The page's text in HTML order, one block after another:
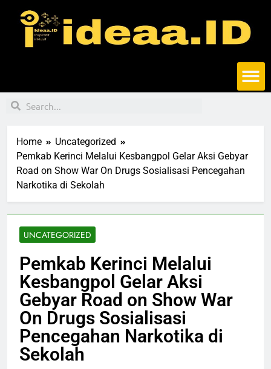
Home
Uncategorized
Pemkab Kerinci Melalui Kesbangpol Gelar Aksi Gebyar
Road on Show War On Drugs Sosialisasi Pencegahan
Narkotika di Sekolah
UNCATEGORIZED
Pemkab Kerinci Melalui
Kesbangpol Gelar Aksi
Gebyar Road on Show War
On Drugs Sosialisasi
Pencegahan Narkotika di
Sekolah